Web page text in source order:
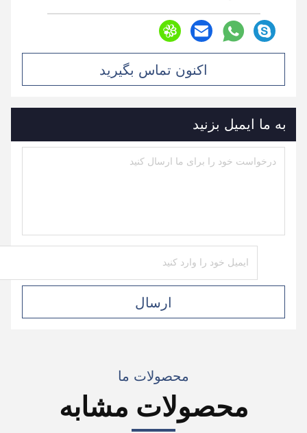
اکنون تماس بگیرید
به ما ایمیل بزنید
ارسال
محصولات ما
محصولات مشابه